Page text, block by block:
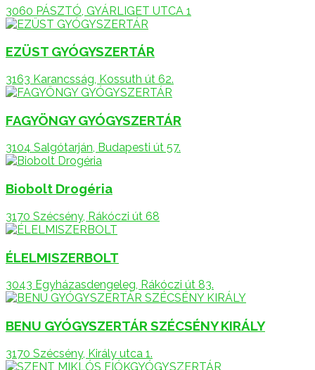
3060 PÁSZTÓ, GYÁRLIGET UTCA 1
EZÜST GYÓGYSZERTÁR
3163 Karancsság, Kossuth út 62.
FAGYÖNGY GYÓGYSZERTÁR
3104 Salgótarján, Budapesti út 57.
Biobolt Drogéria
3170 Szécsény, Rákóczi út 68
ÉLELMISZERBOLT
3043 Egyházasdengeleg, Rákóczi út 83.
BENU GYÓGYSZERTÁR SZÉCSÉNY KIRÁLY
3170 Szécsény, Király utca 1.